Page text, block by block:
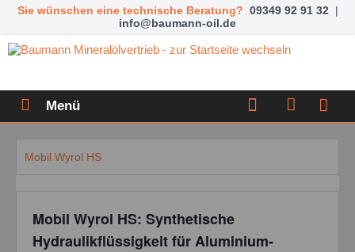
Sie wünschen eine technische Beratung? 09349 92 91 32 |
info@baumann-oil.de
Menü
Mobil Wyrol HS
Mobil Wyrol HS: Synthetische
Hydraulikflüssigkeit für Aluminium-